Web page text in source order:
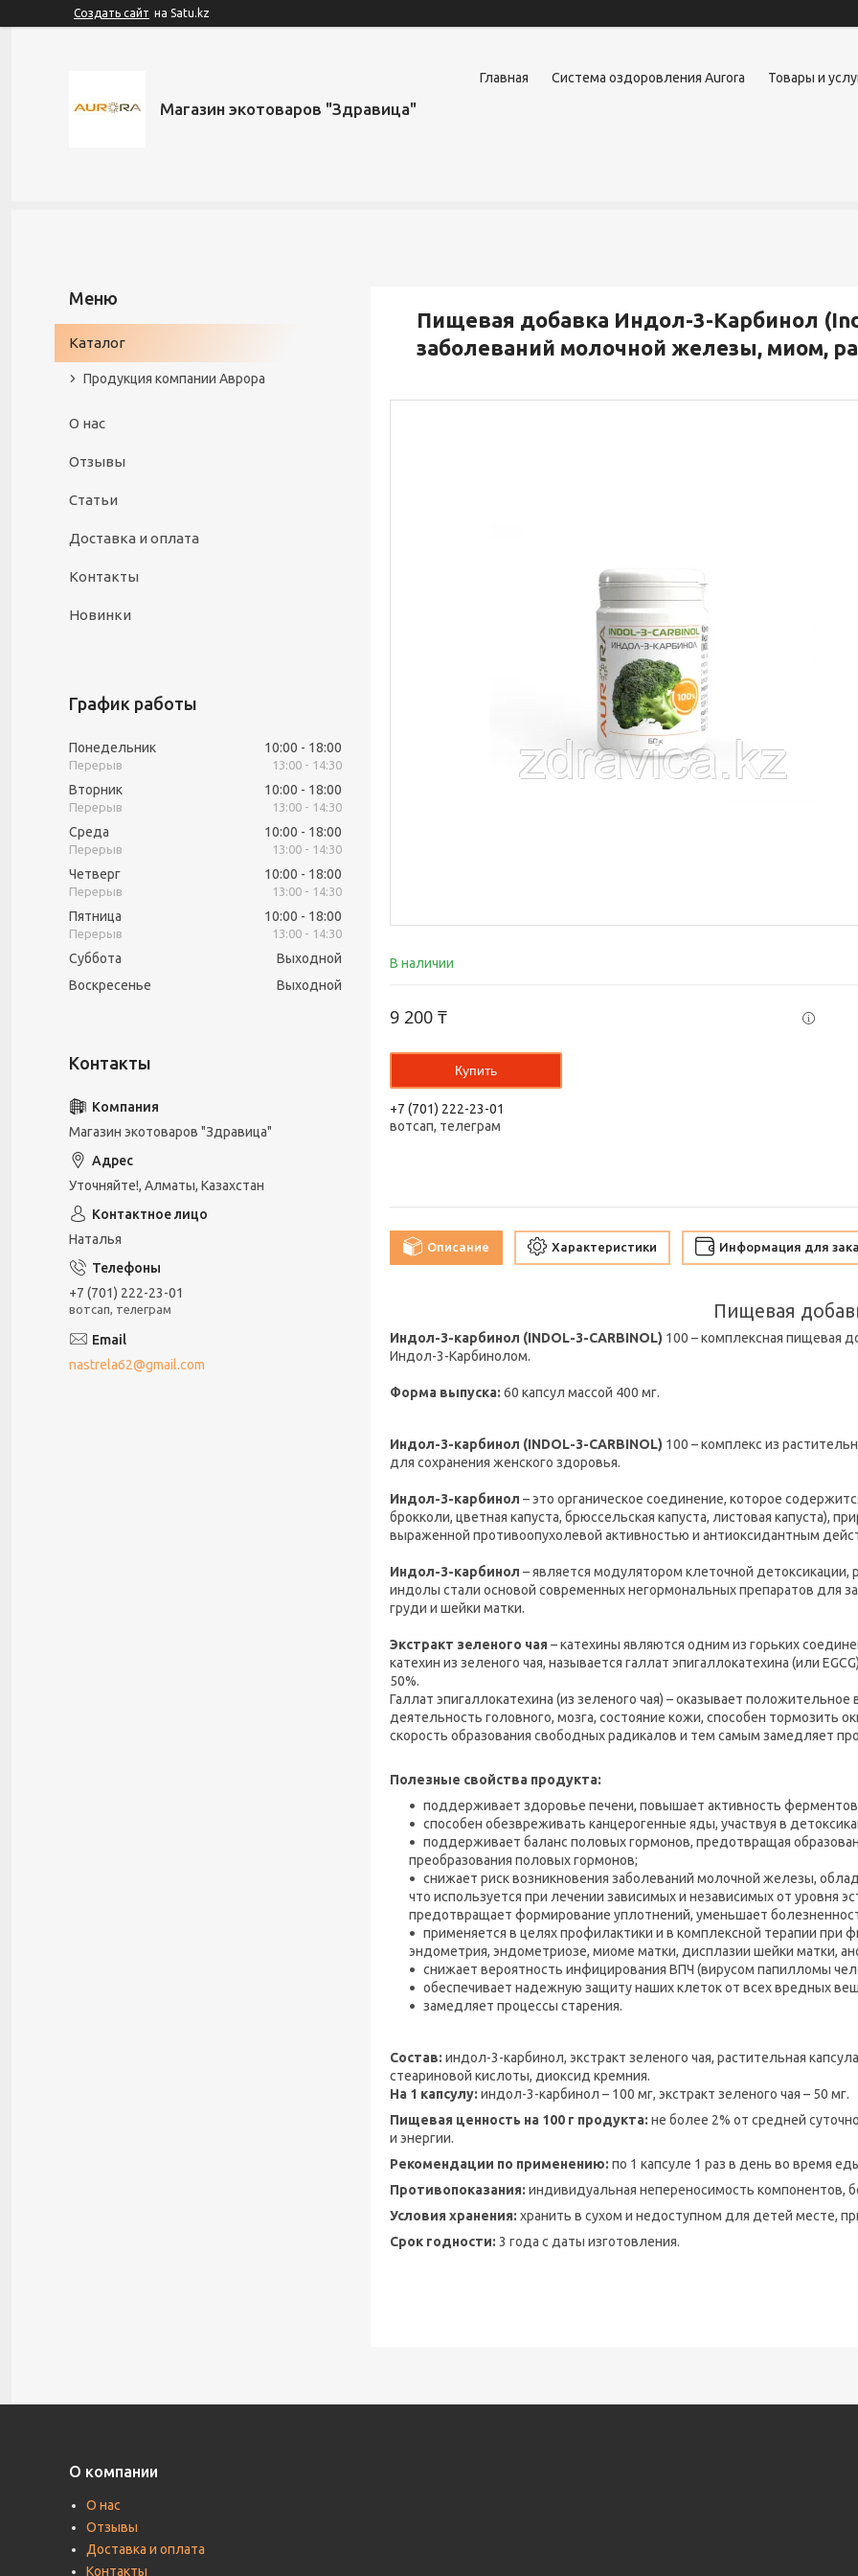
Создать сайт на Satu.kz
Магазин экотоваров "Здравица"
Главная Система оздоровления Aurora Товары и
Пищевая добавка Индол-3-Карбинол
заболеваний молочной железы, миом,
В наличии
9 200 ₸
Купить
+7 (701) 222-23-01
вотсап, телеграм
Описание Характеристики Информация для
Пищевая
Индол-3-карбинол (INDOL-3-CARBINOL) 100 – комплексная пищевая
Индол-3-Карбинолом.
Форма выпуска: 60 капсул массой 400 мг.
Индол-3-карбинол (INDOL-3-CARBINOL) 100 – комплекс из
для сохранения женского здоровья.
Индол-3-карбинол – это органическое соединение, которое
брокколи, цветная капуста, брюссельская капуста, листовая капуста),
выраженной противоопухолевой активностью и антиоксидантным
Индол-3-карбинол – является модулятором клеточной
индолы стали основой современных негормональных препаратов для
груди и шейки матки.
Экстракт зеленого чая – катехины являются одним из горьких
катехин из зеленого чая, называется галлат эпигаллокатехина (или
50%.
Галлат эпигаллокатехина (из зеленого чая) – оказывает
деятельность головного, мозга, состояние кожи, способен тормозить
скорость образования свободных радикалов и тем самым замедляет
Полезные свойства продукта:
поддерживает здоровье печени, повышает активность
способен обезвреживать канцерогенные яды, участвуя в
поддерживает баланс половых гормонов, предотвращая
преобразования половых гормонов;
снижает риск возникновения заболеваний молочной железы,
что используется при лечении зависимых и независимых от уровня
предотвращает формирование уплотнений, уменьшает
применяется в целях профилактики и в комплексной терапии при
эндометрия, эндометриозе, миоме матки, дисплазии шейки матки,
снижает вероятность инфицирования ВПЧ (вирусом папилломы
обеспечивает надежную защиту наших клеток от всех вредных
замедляет процессы старения.
Состав: индол-3-карбинол, экстракт зеленого чая, растительная
стеариновой кислоты, диоксид кремния.
На 1 капсулу: индол-3-карбинол – 100 мг, экстракт зеленого чая – 50 мг.
Пищевая ценность на 100 г продукта: не более 2% от средней
и энергии.
Рекомендации по применению: по 1 капсуле 1 раз в день во время
Противопоказания: индивидуальная непереносимость компонентов,
Условия хранения: хранить в сухом и недоступном для детей месте,
Срок годности: 3 года с даты изготовления.
Каталог
Продукция компании Аврора
О нас
Отзывы
Статьи
Доставка и оплата
Контакты
Новинки
График работы
Понедельник 10:00 18:00
13:00 14:30
Вторник 10:00 18:00
13:00 14:30
Среда 10:00 18:00
13:00 14:30
Четверг 10:00 18:00
13:00 14:30
Пятница 10:00 18:00
13:00 14:30
Суббота
Выходной
Воскресенье
Выходной
Магазин экотоваров "Здравица"
Уточняйте!, Алматы, Казахстан
Наталья
+7 (701) 222-23-01
вотсап, телеграм
nastrela62@gmail.com
О компании
О нас
Отзывы
Доставка и оплата
Контакты